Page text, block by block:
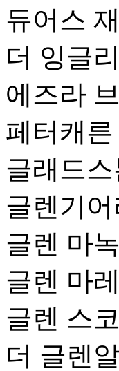
듀어스
더 잉글
에즈라
페터캐른
글래드
글렌기어
글렌 마
글렌 마
글렌 스
더 글렌